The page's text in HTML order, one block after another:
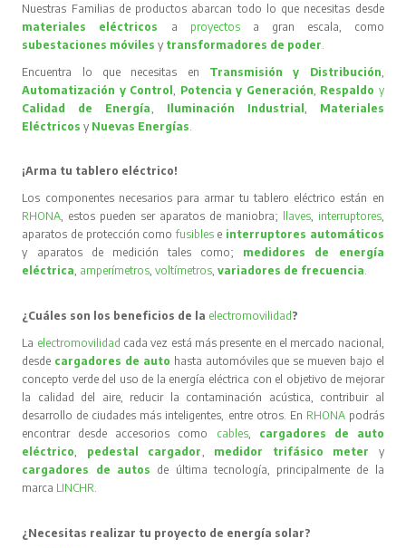
Nuestras Familias de productos abarcan todo lo que necesitas desde
materiales eléctricos
a proyectos
a gran escala, como
subestaciones móvilesy transformadores de poder
Encuentra lo que necesitas en Transmisión y Distribución
Automatización y Control
Potencia y Generación Respaldo y
Calidad de Energía
Iluminación Industrial
Materiales
Eléctricos y Nuevas Energías
¡Arma tu tablero eléctrico!
Los componentes necesarios para armar tu tablero eléctrico están en
RHONA , estos pueden ser aparatos de maniobra; llaves, interruptores,
aparatos de protección comofusibles e interruptores automáticos
y aparatos de medición tales como; medidores de energía
eléctrica amperímetros ,voltímetros ,variadores de frecuencia
¿Cuáles son los beneficios de la electromovilidad?
La electromovilidad cada vez está más presente en el mercado nacional,
desde cargadores de auto hasta automóviles que se mueven bajo el
concepto verde del uso de la energía eléctrica con el objetivo de mejorar
la calidad del aire, reducir la contaminación acústica, contribuir al
desarrollo de ciudades más inteligentes, entre otros. En RHONA podrás
encontrar desde accesorios como cables, cargadores de auto
eléctrico
pedestal cargador medidor trifásico meter
y
cargadores de autos de última tecnología, principalmente de la
marca LINCHR
¿Necesitas realizar tu proyecto de energía solar?